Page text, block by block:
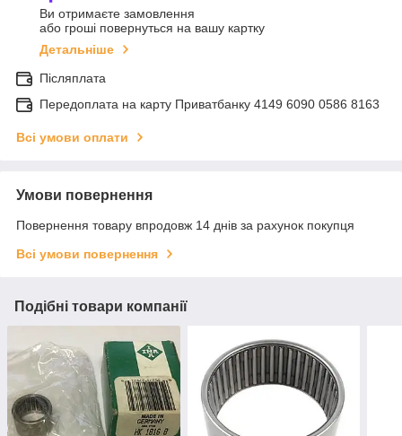
Ви отримаєте замовлення
або гроші повернуться на вашу картку
Детальніше
Післяплата
Передоплата на карту Приватбанку 4149 6090 0586 8163
Всі умови оплати
Умови повернення
Повернення товару впродовж 14 днів за рахунок покупця
Всі умови повернення
Подібні товари компанії